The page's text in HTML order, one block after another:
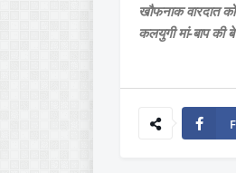
खौफनाक वारदात
कलयुगी मां-बाप की